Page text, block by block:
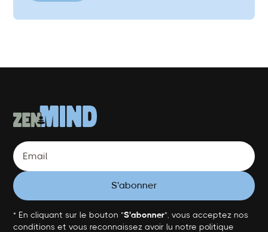
* En cliquant sur le bouton "S'abonner", vous acceptez nos
conditions et vous reconnaissez avoir lu notre politique